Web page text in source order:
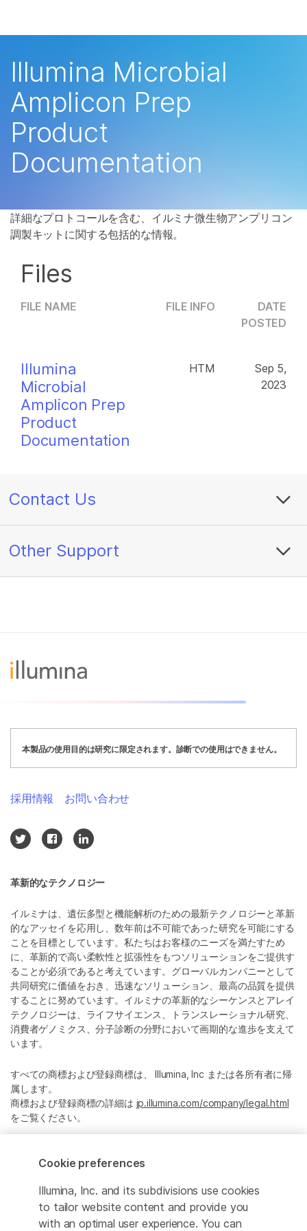
ラーニング
企業情報
サポート
Illumina Microbial
Amplicon Prep
Product
Documentation
詳細なプロトコールを含む、イルミナ微生物アンプリコン
調製キットに関する包括的な情報。
Files
FILE NAME FILE INFO
DATE
POSTED
Illumina
Microbial
Amplicon Prep
Product
Documentation
HTM
Sep 5,
2023
Contact Us
Other Support
本製品の使用目的は研究に限定されます。診断での使用はできません。
革新的なテクノロジー
イルミナは、遺伝多型と機能解析のための最新テクノロジーと革新
的なアッセイを応用し、数年前は不可能であった研究を可能にする
ことを目標としています。私たちはお客様のニーズを満たすため
に、革新的で高い柔軟性と拡張性をもつソリューションをご提供す
ることが必須であると考えています。グローバルカンパニーとして
共同研究に価値をおき、迅速なソリューション、最高の品質を提供
することに努めています。イルミナの革新的なシーケンスとアレイ
テクノロジーは、ライフサイエンス、トランスレーショナル研究、
消費者ゲノミクス、分子診断の分野において画期的な進歩を支えて
います。
すべての商標および登録商標は、 Illumina, Inc または各所有者に帰
属します。
商標および登録商標の詳細は jp.illumina.com/company/legal.html
をご覧ください。
Cookie Management Center
プライバシーポリシ
採用情報 お問い合わせ
高いコンテンツへのリンクが表示されます:
×
がん研究
微生物研究
農学研究
複雑な疾患
生殖医学
Cookie preferences
Illumina, Inc. and its subdivisions use cookies
to tailor website content and provide you
with an optimal user experience. You can